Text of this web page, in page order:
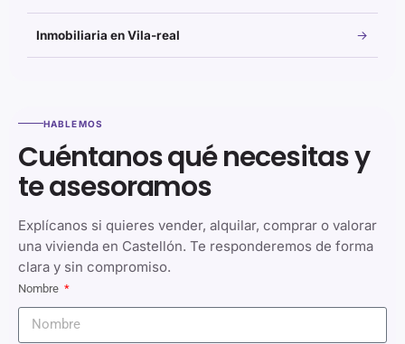
Inmobiliaria en Vila-real
HABLEMOS
Cuéntanos qué necesitas y
te asesoramos
Explícanos si quieres vender, alquilar, comprar o valorar
una vivienda en Castellón. Te responderemos de forma
clara y sin compromiso.
Nombre